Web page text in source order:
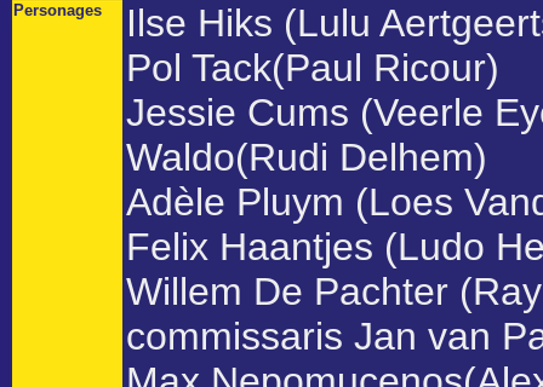
Personages
Ilse Hiks (Lulu
Pol Tack(Paul Ricour)
Jessie Cums (Veerle
Waldo(Rudi Delhem)
Adèle Pluym (Loes
Felix Haantjes (Ludo
Willem De Pachter
commissaris Jan van